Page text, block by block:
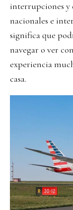
interrupciones y
nacionales e
significa que
navegar o ver
experiencia
casa.